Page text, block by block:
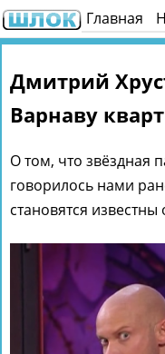
Главная
Дмитрий
Варнаву
О том, что звёздная
говорилось нами
становятся